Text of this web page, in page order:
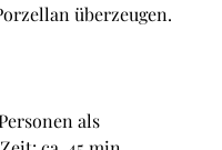
überzeugen.
als